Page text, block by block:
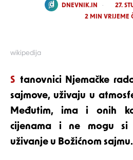
wikipedija
POSTED
DNEVNIK.IN
27.
2 MIN VRIJEME
Stanovnici Njemačke rado posjećuju božićne
sajmove, uživaju u
Međutim, ima i onih
cijenama i ne mogu si
uživanje u Božićnom sajmu.